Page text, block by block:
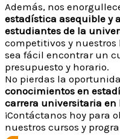
Además, nos
estadística asequible y
estudiantes de la
competitivos y
sea fácil encontrar un
presupuesto y horario.
No pierdas la
conocimientos en
carrera universitaria en
¡Contáctanos hoy para
nuestros cursos y